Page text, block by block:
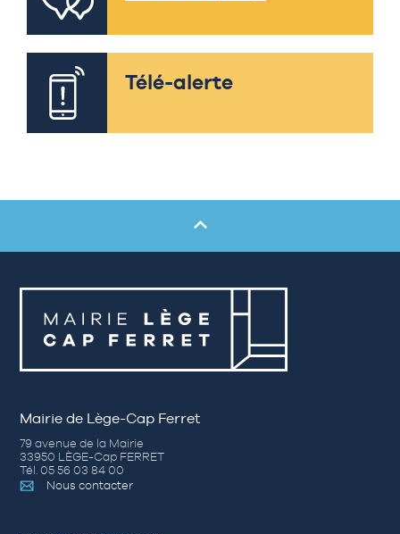
Télé-alerte
Mairie de Lège-Cap Ferret
79 avenue de la Mairie
33950 LÈGE-Cap FERRET
Tél. 05 56 03 84 00
Nous contacter